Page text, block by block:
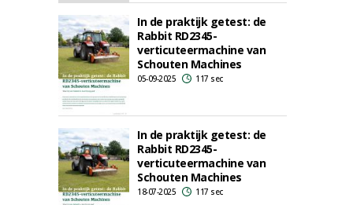
In de praktijk getest: de
Rabbit RD2345-
verticuteermachine van
Schouten Machines
05-09-2025 117 sec
In de praktijk getest: de
Rabbit RD2345-
verticuteermachine van
Schouten Machines
18-07-2025 117 sec